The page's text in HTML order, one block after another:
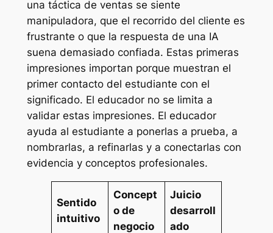
una táctica de ventas se siente
manipuladora, que el recorrido del cliente es
frustrante o que la respuesta de una IA
suena demasiado confiada. Estas primeras
impresiones importan porque muestran el
primer contacto del estudiante con el
significado. El educador no se limita a
validar estas impresiones. El educador
ayuda al estudiante a ponerlas a prueba, a
nombrarlas, a refinarlas y a conectarlas con
evidencia y conceptos profesionales.
Sentido
intuitivo
Concept
o de
negocio
Juicio
desarroll
ado